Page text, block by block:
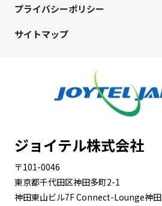
プライバシーポリシー
サイトマップ
ジョイテル株式会社
〒101-0046
東京都千代田区神田多町2-1
神田東山ビル7F Connect-Lounge神田